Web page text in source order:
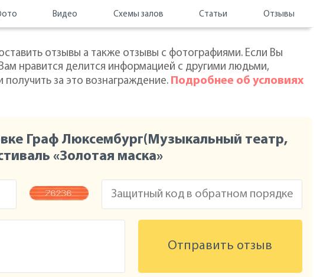
Видео Схемы залов Статьи Отзывы
отзывы а также отзывы с фотографиями. Если Вы
нравится делится информацией с другими людьми,
за это вознаграждение. Подробнее об условиях
Граф Люксембург(Музыкальный театр,
«Золотая маска»
Отправить отзыв